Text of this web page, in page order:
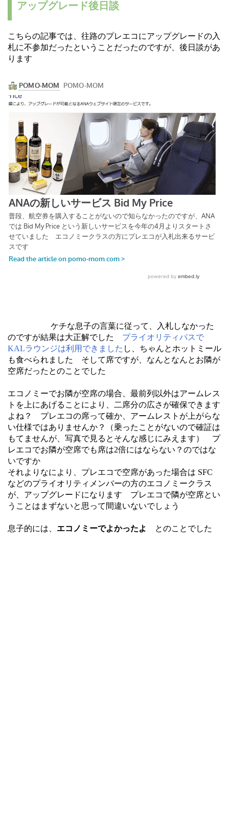
アップグレード後日談
こちらの記事では、往路のプレエコにアップグレードの入
札に不参加だったということだったのですが、後日談があ
ります
ケチな息子の言葉に従って、入札しなかった
のですが結果は大正解でした プライオリティパスで
KALラウンジは利用できました し、ちゃんとホットミール
も食べられました そして席ですが、なんとなんとお隣が
空席だったとのことでした
エコノミーでお隣が空席の場合、最前列以外はアームレス
トを上にあげることにより、二席分の広さが確保できます
よね？ プレエコの席って確か、アームレストが上がらな
い仕様ではありませんか？（乗ったことがないので確証は
もてませんが、写真で見るとそんな感じにみえます） プ
レエコでお隣が空席でも席は2倍にはならない？のではな
いですか
それよりなにより、プレエコで空席があった場合は SFC
などのプライオリティメンバーの方のエコノミークラス
が、アップグレードになります プレエコで隣が空席とい
うことはまずないと思って間違いないでしょう
息子的には、 エコノミーでよかったよ とのことでした